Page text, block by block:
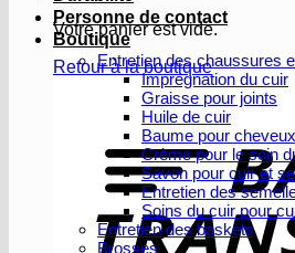
Votre panier est vide.
Retour à la boutique
Personne de contact
Boutique
Entretien des chaussures
Imprégnation du cuir
Graisse pour joints
Huile de cuir
Baume pour cheveux
Crème pour le soin
Savon pour cuir et
Entretien des
Soins du cuir pour
Entretien des baskets
Brosses